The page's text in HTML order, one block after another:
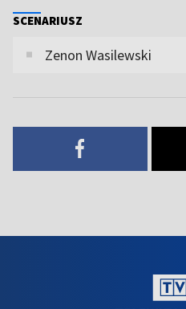
SCENARIUSZ
Zenon Wasilewski